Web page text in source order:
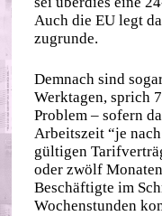
Auch die EU legt
zugrunde.
Demnach sind
Werktagen, sprich
Problem – sofern
Arbeitszeit “je
gültigen
oder zwölf
Beschäftigte im
Wochenstunden